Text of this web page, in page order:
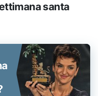
santa